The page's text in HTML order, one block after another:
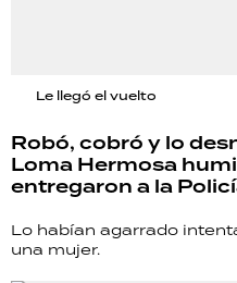
Le llegó el vuelto
Robó, cobró y lo
Loma Hermosa
entregaron a la
Lo habían agarrado
una mujer.